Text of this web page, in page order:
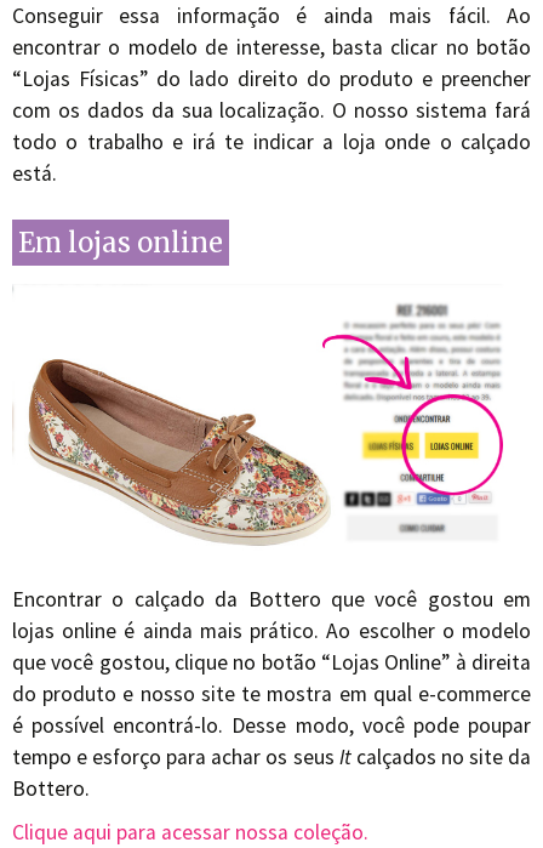
Conseguir essa informação é ainda mais fácil. Ao
encontrar o modelo de interesse, basta clicar no botão
“Lojas Físicas” do lado direito do produto e preencher
com os dados da sua localização. O nosso sistema fará
todo o trabalho e irá te indicar a loja onde o calçado
está.
Em lojas online
Encontrar o calçado da Bottero que você gostou em
lojas online é ainda mais prático. Ao escolher o modelo
que você gostou, clique no botão “Lojas Online” à direita
do produto e nosso site te mostra em qual e-commerce
é possível encontrá-lo. Desse modo, você pode poupar
tempo e esforço para achar os seus Itcalçados no site da
Bottero.
Clique aqui para acessar nossa coleção.